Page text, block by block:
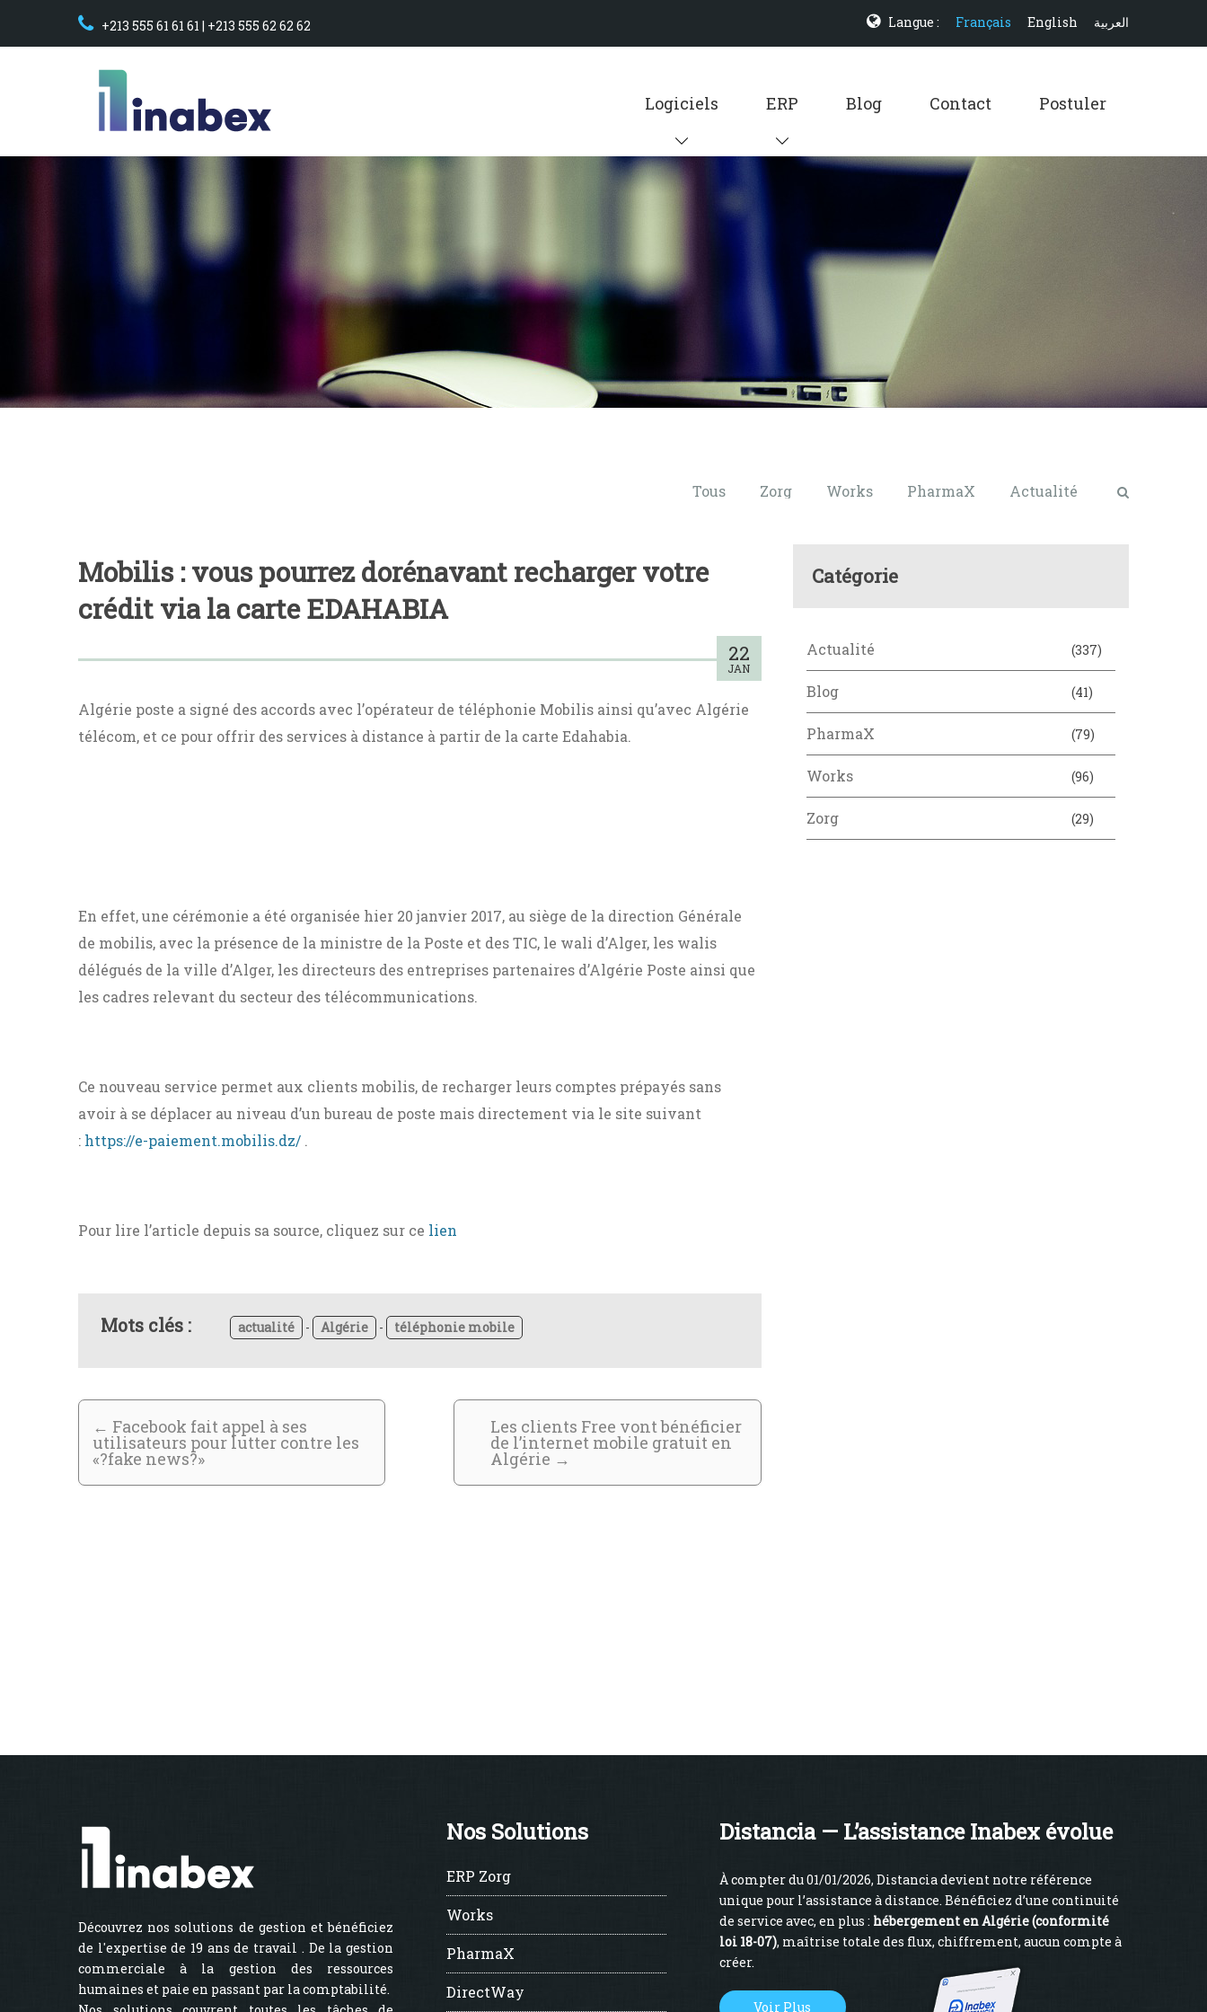
+213 555 61 61 61 | +213 555 62 62 62 Langue : Français English العربية
Logiciels ERP Blog Contact Postuler
Tous Zorg Works PharmaX Actualité
Mobilis : vous pourrez dorénavant recharger votre
crédit via la carte EDAHABIA
22
JAN
Algérie poste a signé des accords avec l’opérateur de téléphonie Mobilis ainsi qu’avec Algérie
télécom, et ce pour offrir des services à distance à partir de la carte Edahabia.
En effet, une cérémonie a été organisée hier 20 janvier 2017, au siège de la direction Générale
de mobilis, avec la présence de la ministre de la Poste et des TIC, le wali d’Alger, les walis
délégués de la ville d’Alger, les directeurs des entreprises partenaires d’Algérie Poste ainsi que
les cadres relevant du secteur des télécommunications.
Ce nouveau service permet aux clients mobilis, de recharger leurs comptes prépayés sans
avoir à se déplacer au niveau d’un bureau de poste mais directement via le site suivant
: https://e-paiement.mobilis.dz/ .
Pour lire l’article depuis sa source, cliquez sur ce lien
Mots clés : actualité - Algérie - téléphonie mobile
← Facebook fait appel à ses
utilisateurs pour lutter contre les
«?fake news?»
Les clients Free vont bénéficier
de l’internet mobile gratuit en
Algérie →
Catégorie
Actualité (337)
Blog (41)
PharmaX (79)
Works (96)
Zorg (29)
Découvrez nos solutions de gestion et bénéficiez
de l'expertise de 19 ans de travail . De la gestion
commerciale à la gestion des ressources
humaines et paie en passant par la comptabilité.
Nos Solutions
ERP Zorg
Works
PharmaX
DirectWay
Distancia — L’assistance Inabex évolue
À compter du 01/01/2026, Distancia devient notre référence
unique pour l’assistance à distance. Bénéficiez d’une continuité
de service avec, en plus : hébergement en Algérie (conformité
loi 18-07), maîtrise totale des flux, chiffrement, aucun compte à
créer.
Voir Plus